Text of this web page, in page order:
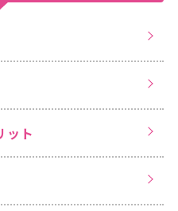
ット